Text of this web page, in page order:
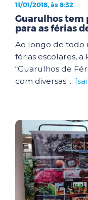
11/01/2018, às 8:32
Guarulhos tem
para as férias
Ao longo de todo
férias escolares,
“Guarulhos de
com diversas ...